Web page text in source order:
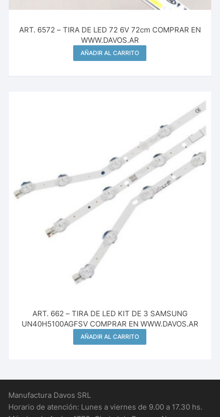
ART. 6572 – TIRA DE LED 72 6V 72cm COMPRAR EN
WWW.DAVOS.AR
AÑADIR AL CARRITO
ART. 662 – TIRA DE LED KIT DE 3 SAMSUNG
UN40H5100AGFSV COMPRAR EN WWW.DAVOS.AR
AÑADIR AL CARRITO
Manufactura Davos SRL
Horario de atención: Lunes a viernes de 9.00 a 17.30 hs.